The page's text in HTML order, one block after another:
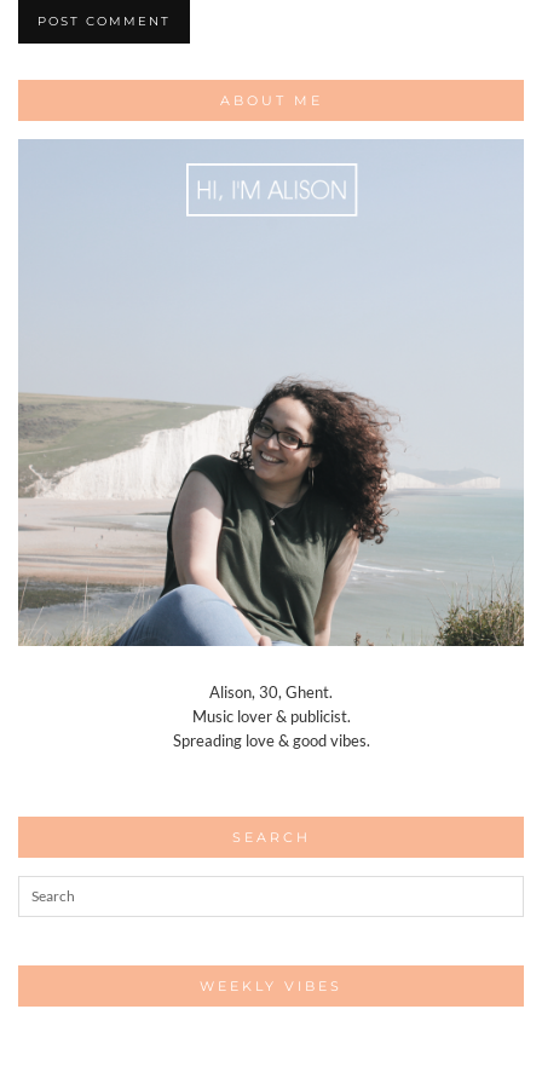
ABOUT ME
Alison, 30, Ghent.
Music lover & publicist.
Spreading love & good vibes.
SEARCH
WEEKLY VIBES